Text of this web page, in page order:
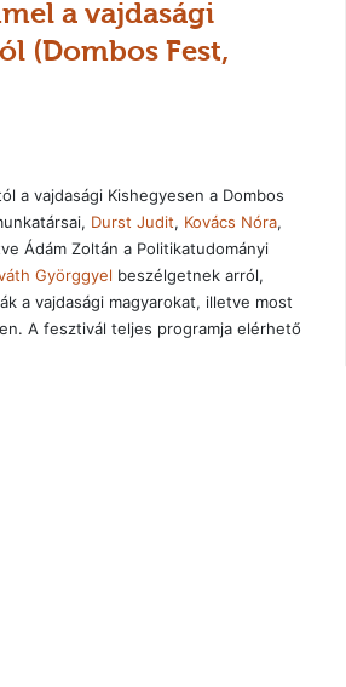
a vajdasági
(Dombos Fest,
a vajdasági Kishegyesen a Dombos
Durst Judit, Kovács Nóra,
Ádám Zoltán a Politikatudományi
Györggyel beszélgetnek arról,
a vajdasági magyarokat, illetve most
A fesztivál teljes programja elérhető